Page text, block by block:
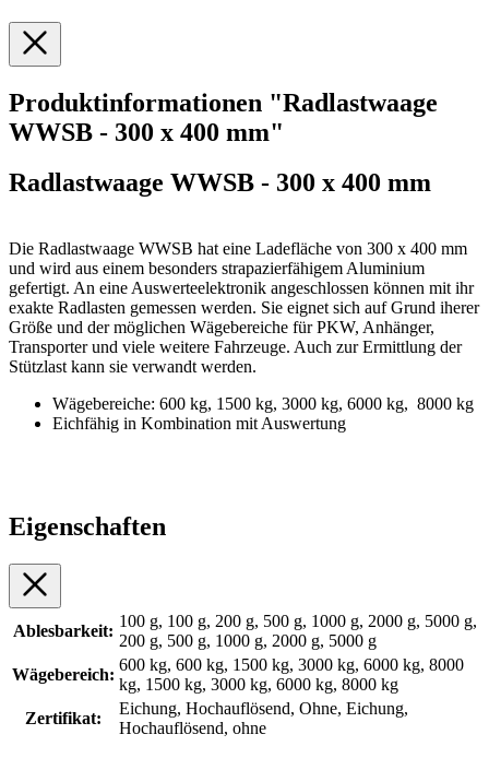
Produktinformationen "Radlastwaage
WWSB - 300 x 400 mm"
Radlastwaage WWSB - 300 x 400 mm
Die Radlastwaage WWSB hat eine Ladefläche von 300 x 400 mm
und wird aus einem besonders strapazierfähigem Aluminium
gefertigt. An eine Auswerteelektronik angeschlossen können mit ihr
exakte Radlasten gemessen werden. Sie eignet sich auf Grund iherer
Größe und der möglichen Wägebereiche für PKW, Anhänger,
Transporter und viele weitere Fahrzeuge. Auch zur Ermittlung der
Stützlast kann sie verwandt werden.
Wägebereiche: 600 kg, 1500 kg, 3000 kg, 6000 kg, 8000 kg
Eichfähig in Kombination mit Auswertung
Eigenschaften
Ablesbarkeit:
100 g, 100 g, 200 g, 500 g, 1000 g, 2000 g, 5000 g,
200 g, 500 g, 1000 g, 2000 g, 5000 g
Wägebereich:
600 kg, 600 kg, 1500 kg, 3000 kg, 6000 kg, 8000
kg, 1500 kg, 3000 kg, 6000 kg, 8000 kg
Zertifikat:
Eichung, Hochauflösend, Ohne, Eichung,
Hochauflösend, ohne